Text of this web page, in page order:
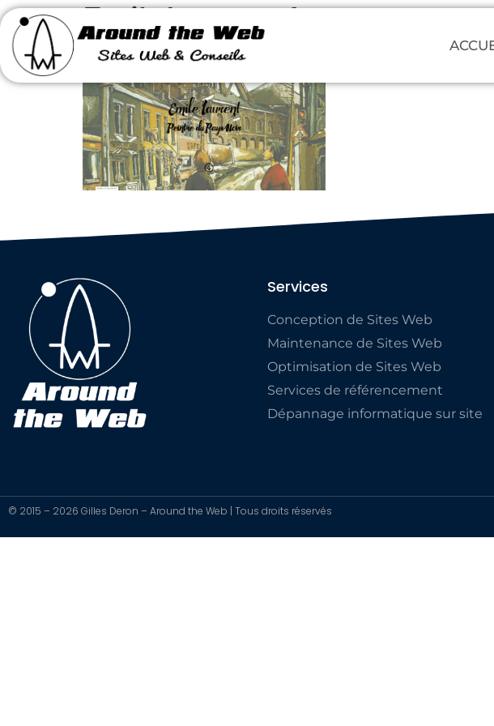
EmileLaurent1
Services
Conception de Sites Web
Maintenance de Sites Web
Optimisation de Sites Web
Services de référencement
Dépannage informatique sur site
© 2015 – 2026 Gilles Deron – Around the Web | Tous droits réservés